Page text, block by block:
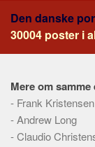
Den danske
30004 poster i
Mere om samme
- Frank Kristensen
-Andrew Long
-Claudio